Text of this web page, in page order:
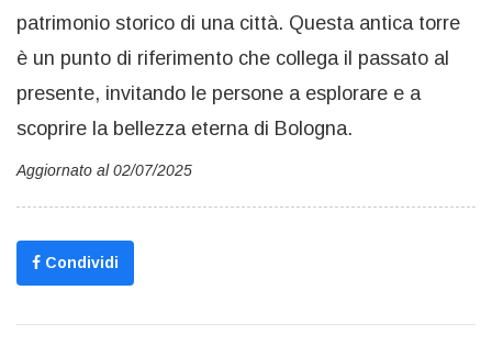
patrimonio storico di una città. Questa antica torre
è un punto di riferimento che collega il passato al
presente, invitando le persone a esplorare e a
scoprire la bellezza eterna di Bologna.
Aggiornato al 02/07/2025
Condividi